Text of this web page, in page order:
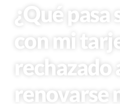
¿Qué pasa
con mi
rechazado
renovarse